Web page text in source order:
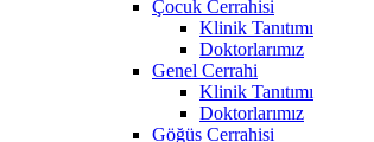
Çocuk Cerrahisi
Klinik Tanıtımı
Doktorlarımız
Genel Cerrahi
Klinik Tanıtımı
Doktorlarımız
Göğüs Cerrahisi